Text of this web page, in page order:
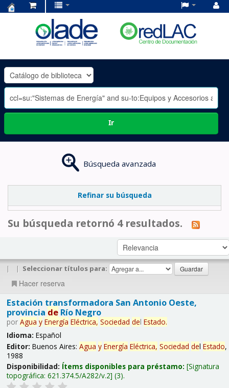
OLADE
-
Ir
Búsqueda avanzada
Refinar su búsqueda
Su búsqueda retornó 4 resultados.
| | Seleccionar títulos para:
Hacer reserva
Estación transformadora San Antonio Oeste,
provincia deRío Negro
por Agua y Energía Eléctrica, Sociedad del Estado.
Idioma: Español
Editor: Buenos Aires: Agua y Energía Eléctrica, Sociedad del Estado,
1988
Disponibilidad: Ítems disponibles para préstamo: Signatura
topográfica: 621.374.5/A282/v.2 (3).